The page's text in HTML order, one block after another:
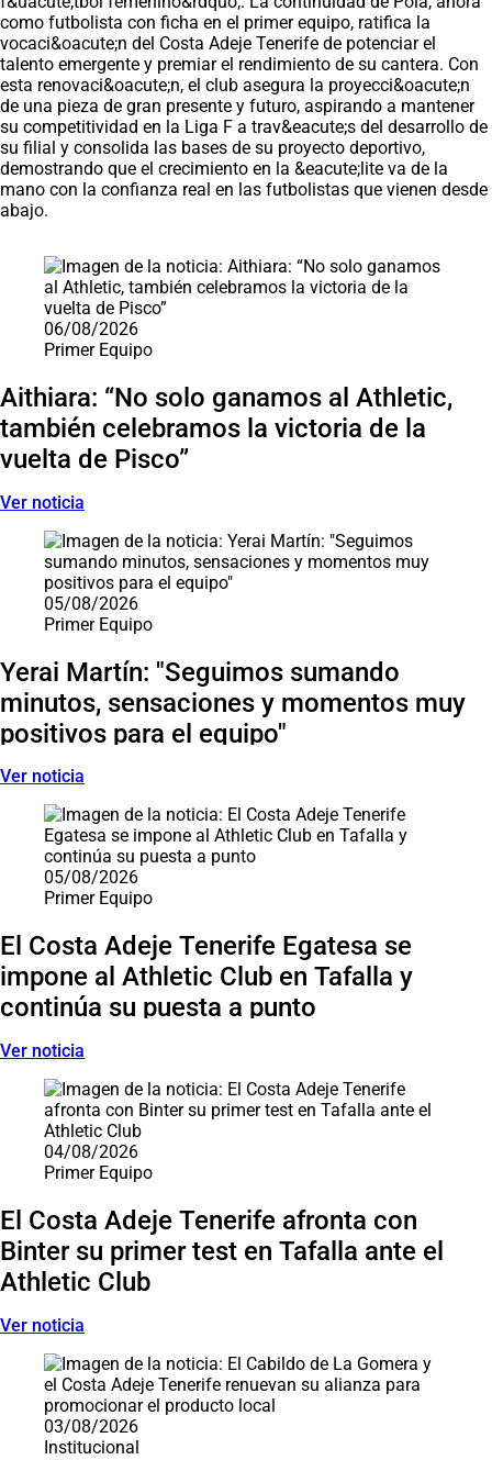
como futbolista con ficha en el primer equipo, ratifica la
vocaci&oacute;n del Costa Adeje Tenerife de potenciar el
talento emergente y premiar el rendimiento de su cantera. Con
esta renovaci&oacute;n, el club asegura la proyecci&oacute;n
de una pieza de gran presente y futuro, aspirando a mantener
su competitividad en la Liga F a trav&eacute;s del desarrollo de
su filial y consolida las bases de su proyecto deportivo,
demostrando que el crecimiento en la &eacute;lite va de la
mano con la confianza real en las futbolistas que vienen desde
abajo.
06/08/2026
Primer Equipo
Aithiara: “No solo ganamos al Athletic,
también celebramos la victoria de la
vuelta de Pisco”
Ver noticia
05/08/2026
Primer Equipo
Yerai Martín: "Seguimos sumando
minutos, sensaciones y momentos muy
positivos para el equipo"
Ver noticia
05/08/2026
Primer Equipo
El Costa Adeje Tenerife Egatesa se
impone al Athletic Club en Tafalla y
continúa su puesta a punto
Ver noticia
04/08/2026
Primer Equipo
El Costa Adeje Tenerife afronta con
Binter su primer test en Tafalla ante el
Athletic Club
Ver noticia
03/08/2026
Institucional